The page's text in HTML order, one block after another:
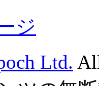
ジ
Ltd.